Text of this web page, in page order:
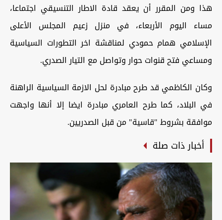
هذا ومن المقرر أن يعقد قادة الاطار التنسيقي اجتماعا،
مساء اليوم الأربعاء، في منزل زعيم المجلس الأعلى
الإسلامي همام حمودي لمناقشة اخر التطورات السياسية
ومساعي فتح قنوات حوار وتواصل مع التيار الصدري.
وكان الكاظمي قد طرح مبادرة لحل الازمة السياسية الراهنة
في البلاد، كما طرح العامري مبادرة ايضا إلا أنها واجهت
موافقة بشروط "قاسية" من قبل الصدريين.
أخبار ذات صلة